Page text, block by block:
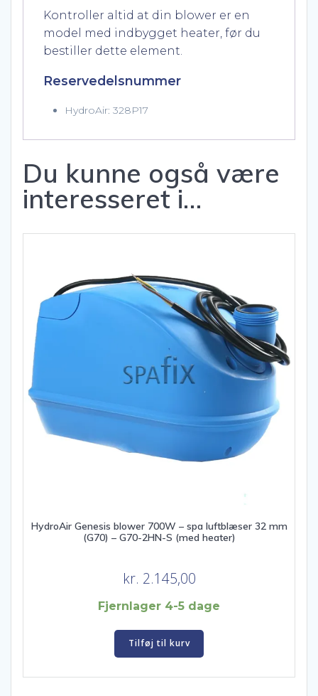
Kontroller altid at din blower er en
model med indbygget heater, før du
bestiller dette element.
Reservedelsnummer
HydroAir: 328P17
Du kunne også være
interesseret i…
HydroAir Genesis blower 700W – spa luftblæser 32 mm
(G70) – G70-2HN-S (med heater)
kr. 2.145,00
Fjernlager 4-5 dage
Tilføj til kurv